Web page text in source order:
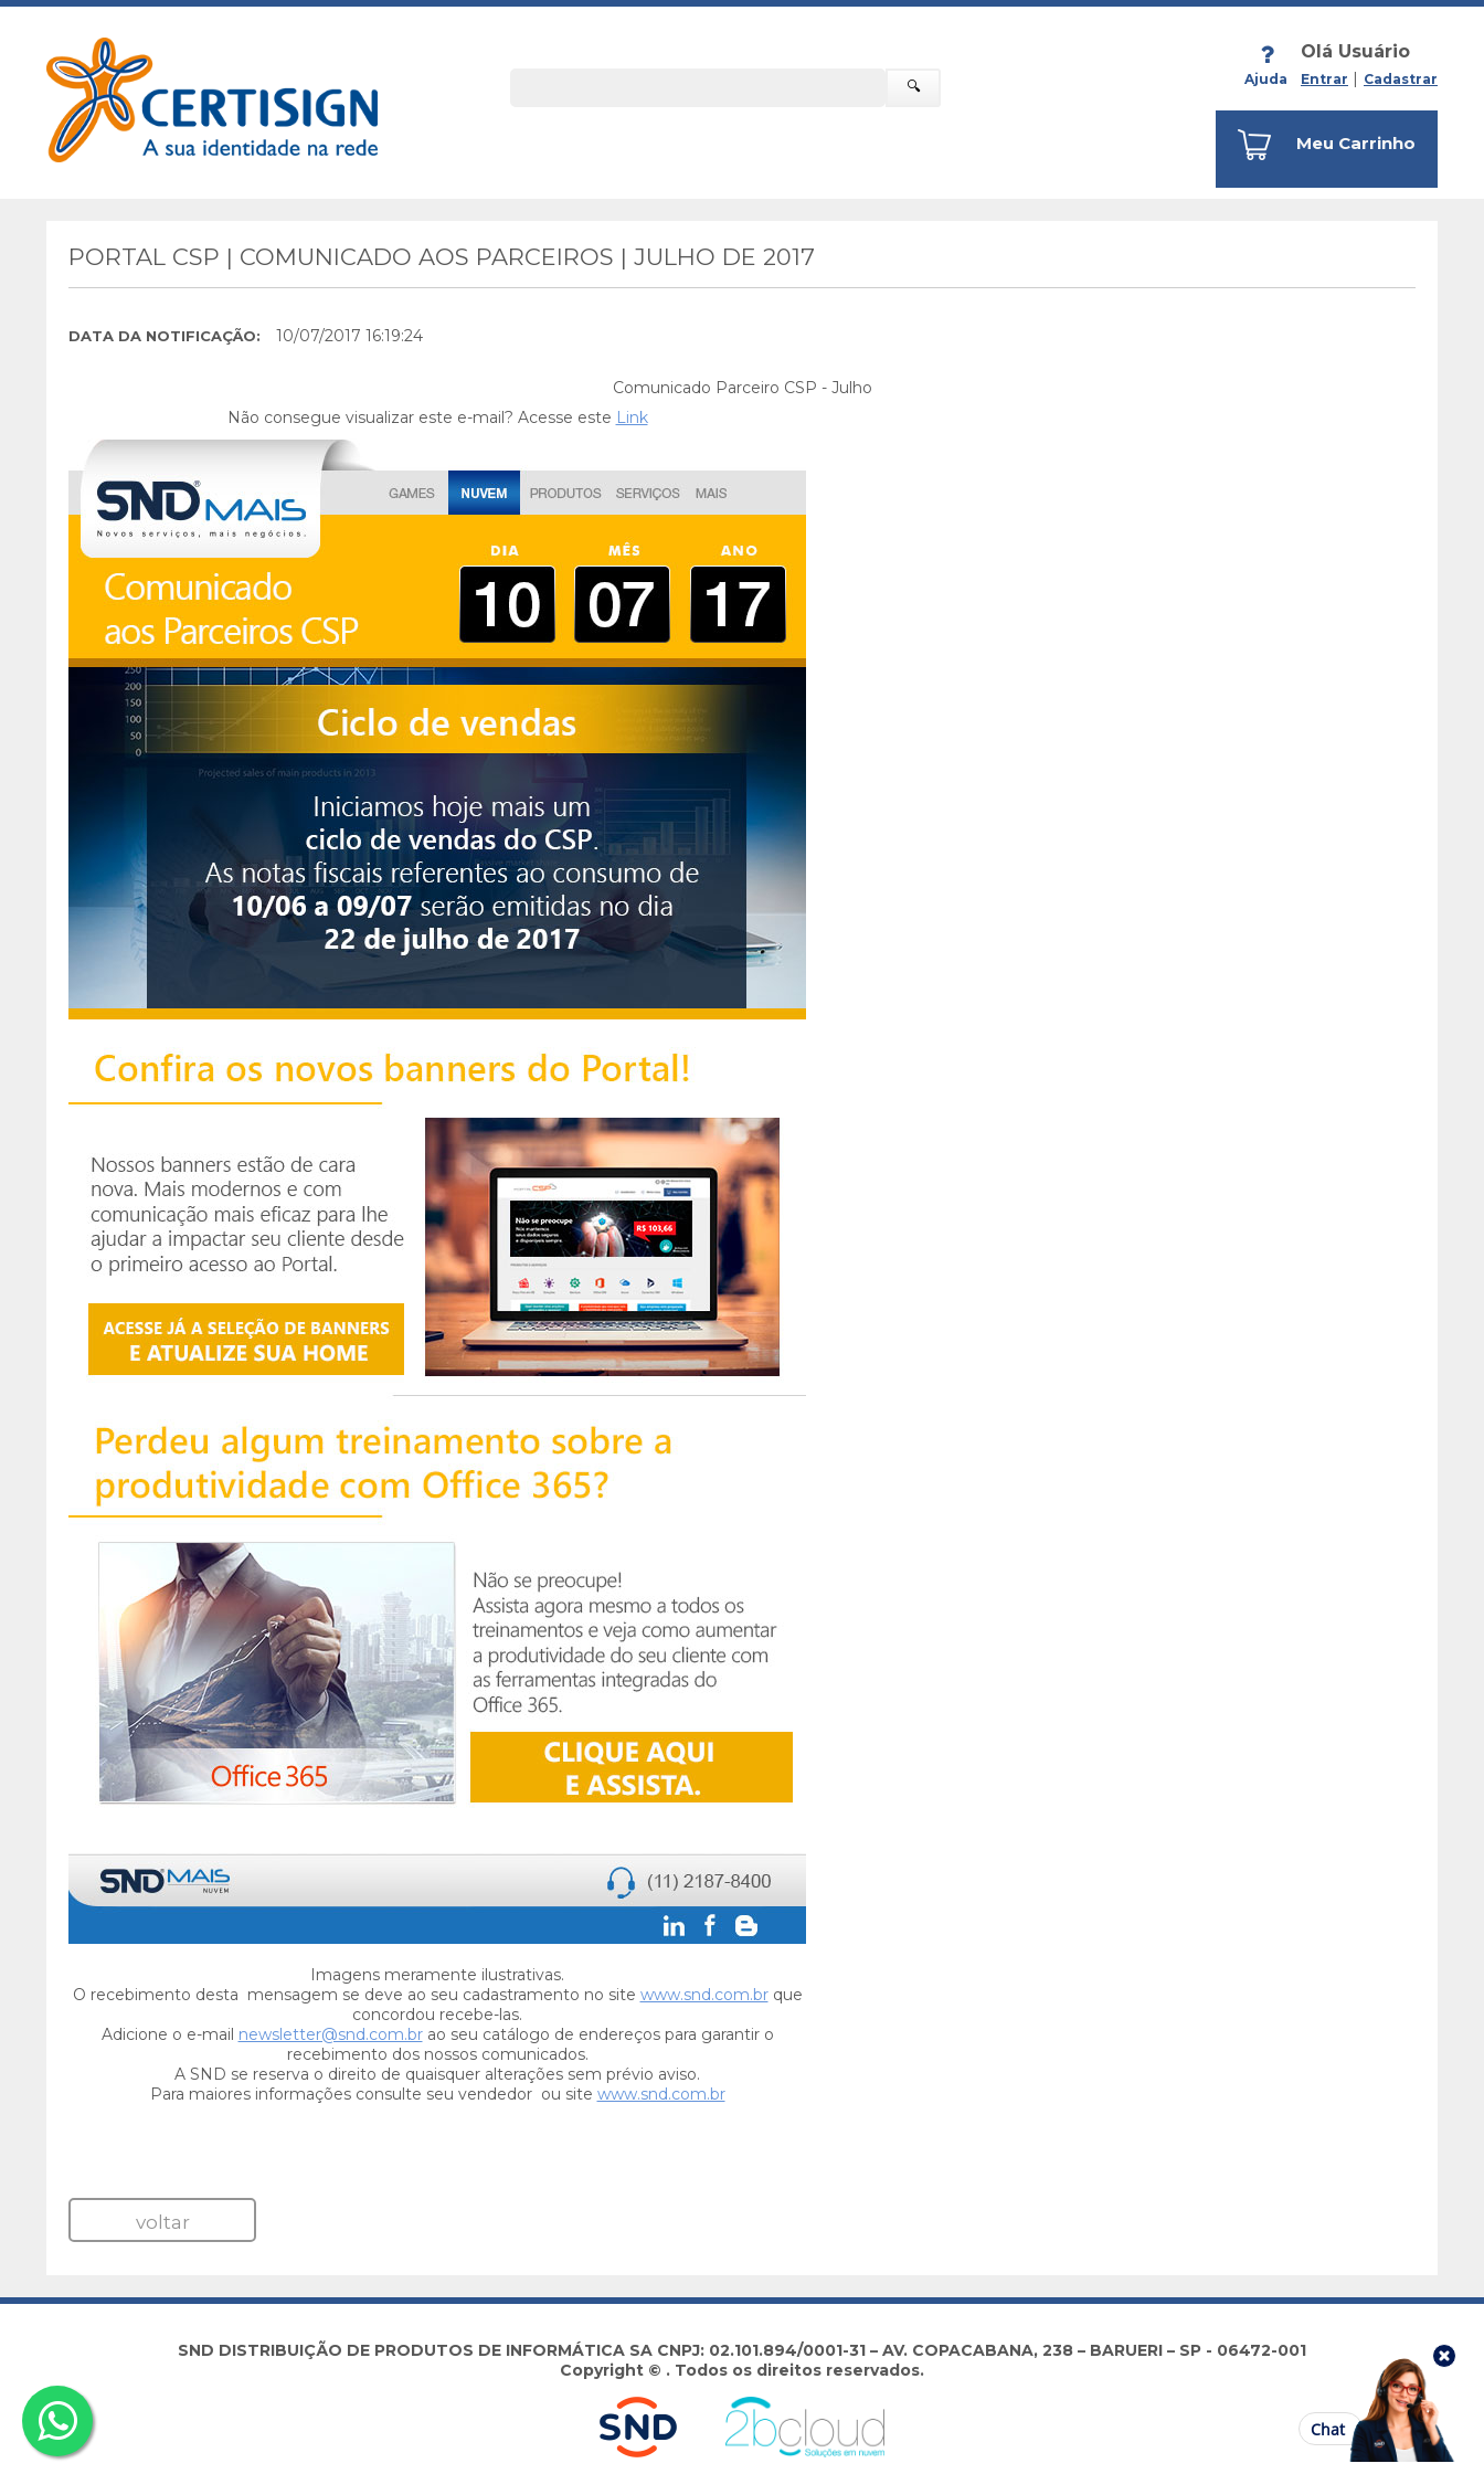
🔍 Ajuda
Olá Usuário
Entrar Cadastrar
Meu Carrinho
PORTAL CSP | COMUNICADO AOS PARCEIROS | JULHO DE 2017
DATA DA NOTIFICAÇÃO: 10/07/2017 16:19:24
Comunicado Parceiro CSP - Julho
Não consegue visualizar este e-mail? Acesse este Link
Imagens meramente ilustrativas.
O recebimento desta mensagem se deve ao seu cadastramento no site www.snd.com.brque
concordou recebe-las.
Adicione o e-mail newsletter@snd.com.brao seu catálogo de endereços para garantir o
recebimento dos nossos comunicados.
A SND se reserva o direito de quaisquer alterações sem prévio aviso.
Para maiores informações consulte seu vendedor ou site www.snd.com.br
voltar
SND DISTRIBUIÇÃO DE PRODUTOS DE INFORMÁTICA SA CNPJ: 02.101.894/0001-31 – AV. COPACABANA, 238 – BARUERI – SP - 06472-001
Copyright © . Todos os direitos reservados.
Chat